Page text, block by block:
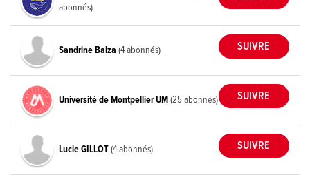
abonnés)
Sandrine Balza(4 abonnés)
Université de Montpellier UM(25 abonnés)
Lucie GILLOT(4 abonnés)